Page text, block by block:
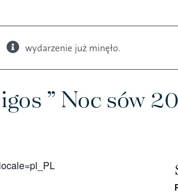
Budki i karmniki
wydarzenie już minęło.
” Noc sów